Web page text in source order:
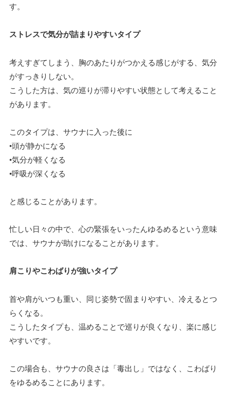
す。
ストレスで気分が詰まりやすいタイプ
考えすぎてしまう、胸のあたりがつかえる感じがする、気分
がすっきりしない。
こうした方は、気の巡りが滞りやすい状態として考えること
があります。
このタイプは、サウナに入った後に
•頭が静かになる
•気分が軽くなる
•呼吸が深くなる
と感じることがあります。
忙しい日々の中で、心の緊張をいったんゆるめるという意味
では、サウナが助けになることがあります。
肩こりやこわばりが強いタイプ
首や肩がいつも重い、同じ姿勢で固まりやすい、冷えるとつ
らくなる。
こうしたタイプも、温めることで巡りが良くなり、楽に感じ
やすいです。
この場合も、サウナの良さは「毒出し」ではなく、こわばり
をゆるめることにあります。